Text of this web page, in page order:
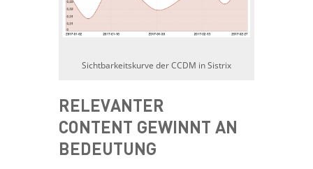
Sichtbarkeitskurve der CCDM in Sistrix
RELEVANTER
CONTENT GEWINNT AN
BEDEUTUNG